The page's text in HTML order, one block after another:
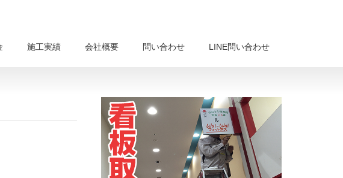
施工実績 会社概要 問い合わせ LINE問い合わせ